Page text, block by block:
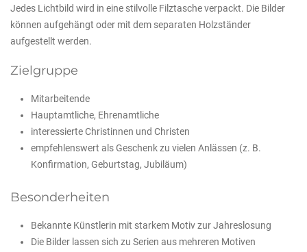
Jedes Lichtbild wird in eine stilvolle Filztasche verpackt. Die Bilder
können aufgehängt oder mit dem separaten Holzständer
aufgestellt werden.
Zielgruppe
Mitarbeitende
Hauptamtliche, Ehrenamtliche
interessierte Christinnen und Christen
empfehlenswert als Geschenk zu vielen Anlässen (z. B.
Konfirmation, Geburtstag, Jubiläum)
Besonderheiten
Bekannte Künstlerin mit starkem Motiv zur Jahreslosung
Die Bilder lassen sich zu Serien aus mehreren Motiven